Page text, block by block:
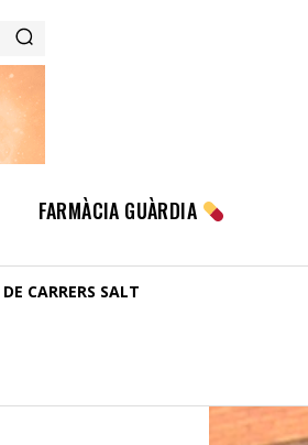
FARMÀCIA GUÀRDIA
CARRERS SALT